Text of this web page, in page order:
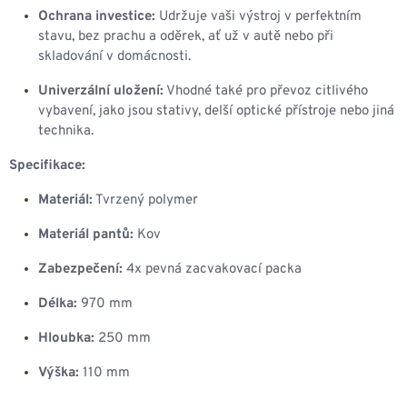
Ochrana investice: Udržuje vaši výstroj v perfektním
stavu, bez prachu a oděrek, ať už v autě nebo při
skladování v domácnosti.
Univerzální uložení: Vhodné také pro převoz citlivého
vybavení, jako jsou stativy, delší optické přístroje nebo jiná
technika.
Specifikace:
Materiál: Tvrzený polymer
Materiál pantů: Kov
Zabezpečení: 4x pevná zacvakovací packa
Délka: 970 mm
Hloubka: 250 mm
Výška: 110 mm